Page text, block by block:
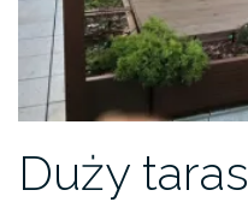
Duży taras